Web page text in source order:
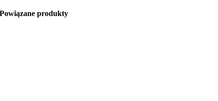
Powiązane produkty